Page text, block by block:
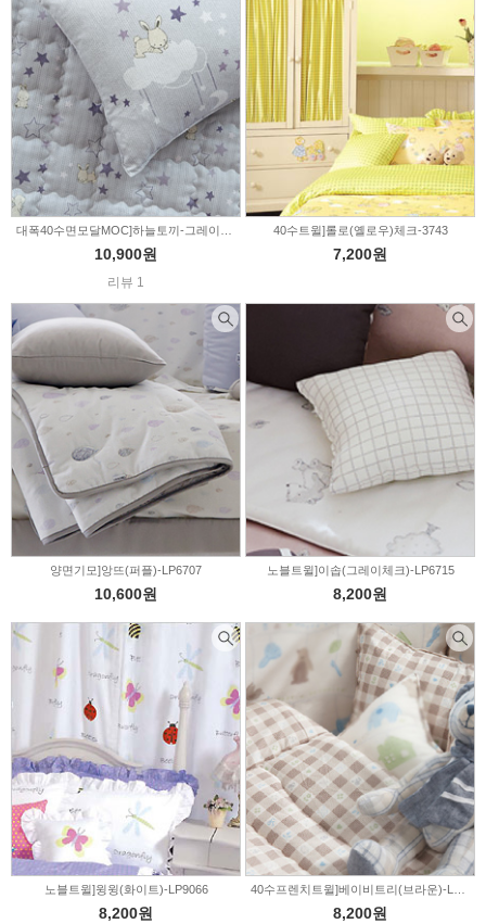
10,900원
리뷰 1
40수트윌]롤로(옐로우)체크-3743
7,200원
양면기모]앙뜨(퍼플)-LP6707
10,600원
노블트윌]이솝(그레이체크)-LP6715
8,200원
노블트윌]윙윙(화이트)-LP9066
8,200원
40수프렌치트윌]베이비트리(브라운)-LP0566
8,200원